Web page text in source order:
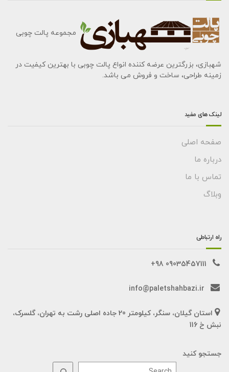
مجموعه پالت چوبی
شهبازی، بزرگترین عرضه کننده انواع پالت چوبی با بهترین کیفیت در
زمینه طراحی، ساخت و فروش می باشد.
لینک های مفید
صفحه اصلی
درباره ما
تماس با ما
وبلاگ
راه ارتباطی
09035457111 98+
info@paletshahbazi.ir
استان گیلان، سنگر، کیلومتر 20 جاده اصلی رشت به تهران، گلسرک،
نبش خ 116
جستجو کنید